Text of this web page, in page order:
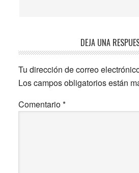
DEJA UNA
Tu dirección de correo
Los campos obligatorios están
Comentario*